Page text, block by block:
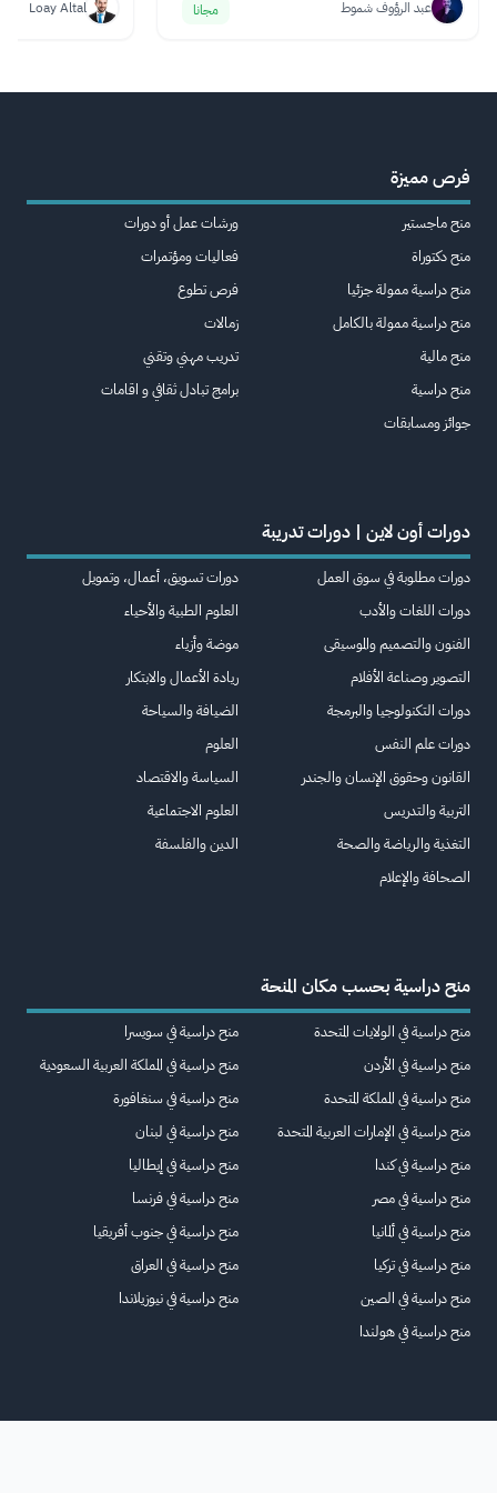
عبد الرؤوف شموط مجانا Loay Altal
فرص مميزة
منح ماجستير
منح دكتوراة
منح دراسية ممولة جزئيا
منح دراسية ممولة بالكامل
منح مالية
منح دراسية
جوائز ومسابقات
ورشات عمل أو دورات
فعاليات ومؤتمرات
فرص تطوع
زمالات
تدريب مهني وتقني
برامج تبادل ثقافي و اقامات
دورات أون لاين | دورات تدريبة
دورات مطلوبة في سوق العمل
دورات اللغات والأدب
الفنون والتصميم والموسيقى
التصوير وصناعة الأفلام
دورات التكنولوجيا والبرمجة
دورات علم النفس
القانون وحقوق الإنسان والجندر
التربية والتدريس
التغذية والرياضة والصحة
الصحافة والإعلام
دورات تسويق، أعمال، وتمويل
العلوم الطبية والأحياء
موضة وأزياء
ريادة الأعمال والابتكار
الضيافة والسياحة
العلوم
السياسة والاقتصاد
العلوم الاجتماعية
الدين والفلسفة
منح دراسية بحسب مكان المنحة
منح دراسية في الولايات المتحدة
منح دراسية في الأردن
منح دراسية في المملكة المتحدة
منح دراسية في الإمارات العربية المتحدة
منح دراسية في كندا
منح دراسية في مصر
منح دراسية في ألمانيا
منح دراسية في تركيا
منح دراسية في الصين
منح دراسية في هولندا
منح دراسية في سويسرا
منح دراسية في المملكة العربية السعودية
منح دراسية في سنغافورة
منح دراسية في لبنان
منح دراسية في إيطاليا
منح دراسية في فرنسا
منح دراسية في جنوب أفريقيا
منح دراسية في العراق
منح دراسية في نيوزيلاندا